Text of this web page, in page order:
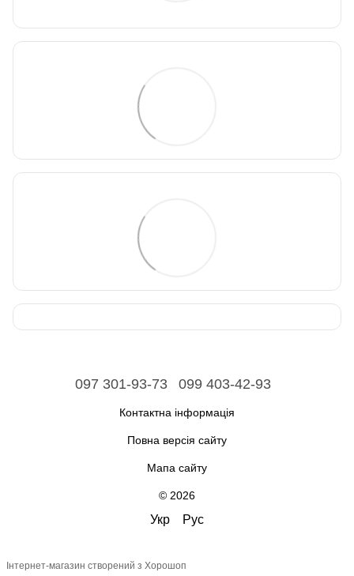
097 301-93-73 099 403-42-93
Контактна інформація
Повна версія сайту
Мапа сайту
© 2026
Укр Рус
Інтернет-магазин створений з Хорошоп